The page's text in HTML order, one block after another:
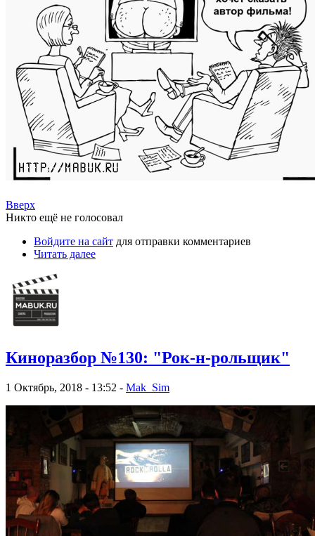
Вверх
Никто ещё не голосовал
Войдите на сайт для отправки комментариев
Читать далее
Киноразбор №130: "Рок-н-рольщик"
1 Октябрь, 2018 - 13:52 - Mak_Sim